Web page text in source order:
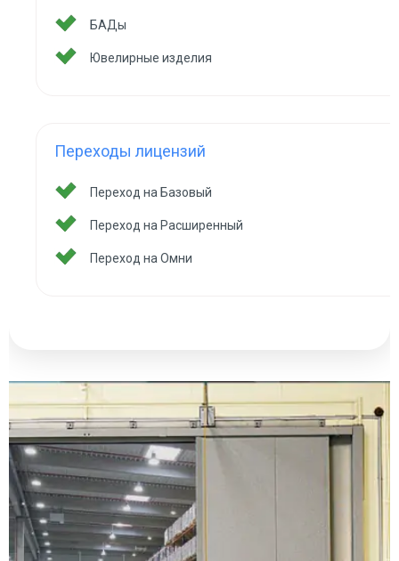
БАДы
Ювелирные изделия
Переходы лицензий
Переход на Базовый
Переход на Расширенный
Переход на Омни